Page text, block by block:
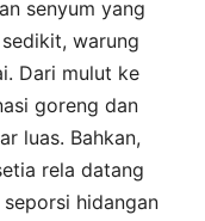
senyum yang
warung
Dari mulut ke
goreng dan
luas. Bahkan,
rela datang
hidangan